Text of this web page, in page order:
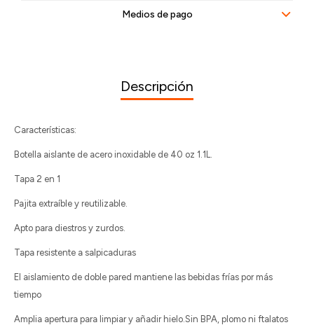
Medios de pago
Descripción
Características:
Botella aislante de acero inoxidable de 40 oz 1.1L.
Tapa 2 en 1
Pajita extraíble y reutilizable.
Apto para diestros y zurdos.
Tapa resistente a salpicaduras
El aislamiento de doble pared mantiene las bebidas frías por más
tiempo
Amplia apertura para limpiar y añadir hielo.Sin BPA, plomo ni ftalatos